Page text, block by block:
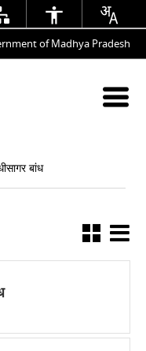
of Madhya Pradesh
बांध